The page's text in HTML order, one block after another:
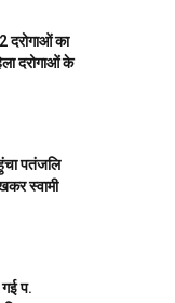
दरोगाओं का
दरोगाओं के
पतंजलि
स्वामी
प.